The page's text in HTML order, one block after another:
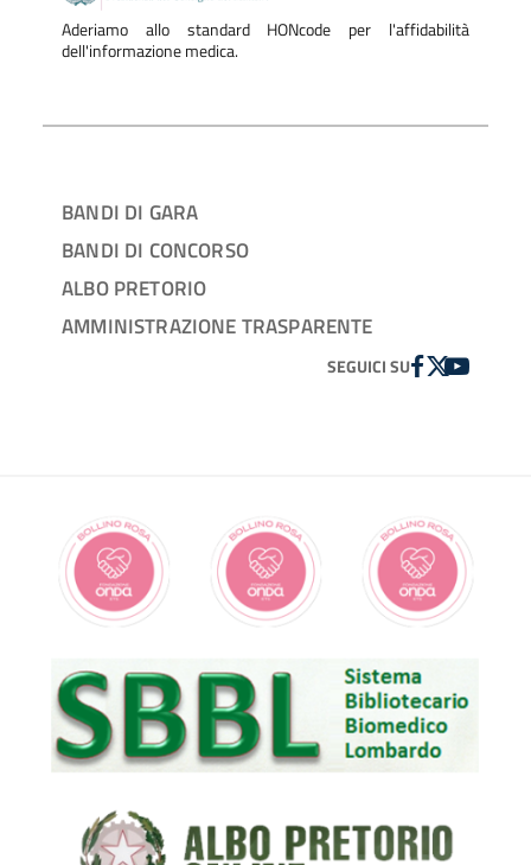
Aderiamo allo standard HONcode per l'affidabilità
dell'informazione medica.
BANDI DI GARA
BANDI DI CONCORSO
ALBO PRETORIO
AMMINISTRAZIONE TRASPARENTE
SEGUICI SUFACEBOOK
TWITTER
YOUTUBE